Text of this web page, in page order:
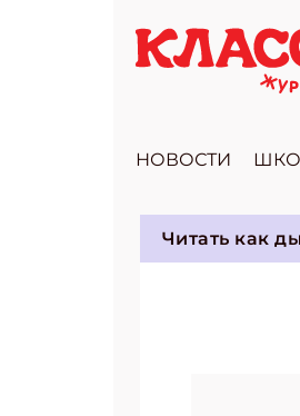
НОВОСТИ
Читать как